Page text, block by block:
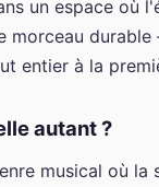
un espace où
morceau
entier à la
autant ?
musical où